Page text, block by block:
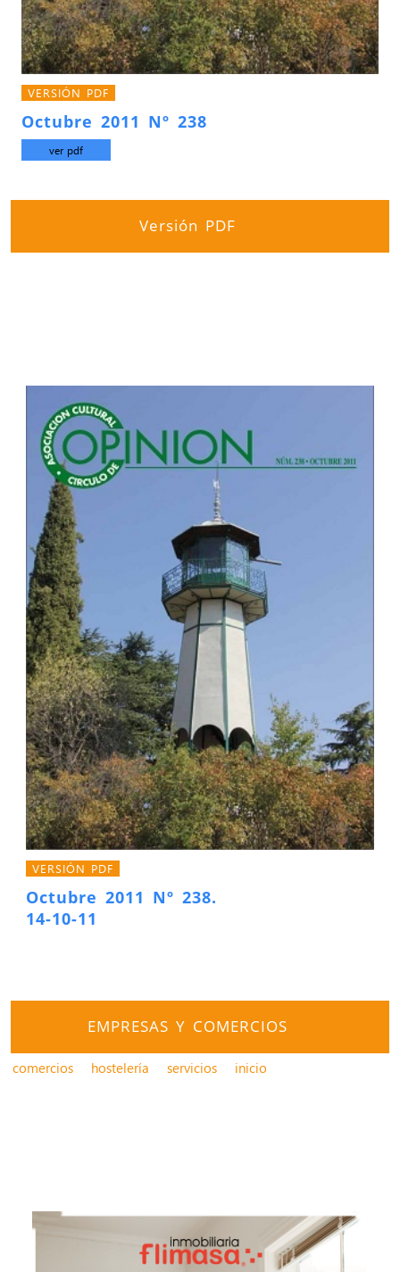
VERSIÓN PDF
Octubre 2011 Nº 238
ver pdf
Versión PDF
VERSIÓN PDF
Octubre 2011 Nº 238.
14-10-11
EMPRESAS Y COMERCIOS
comercios hostelería servicios inicio